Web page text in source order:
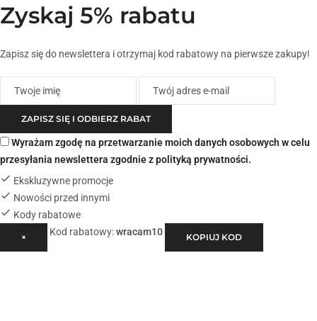
Zyskaj 5% rabatu
Zapisz się do newslettera i otrzymaj kod rabatowy na pierwsze zakupy!
ZAPISZ SIĘ I ODBIERZ RABAT
Wyrażam zgodę na przetwarzanie moich danych osobowych w celu
przesyłania newslettera zgodnie zpolityką prywatności.
Ekskluzywne promocje
Nowości przed innymi
Kody rabatowe
× Kod rabatowy:wracam10 KOPIUJ KOD